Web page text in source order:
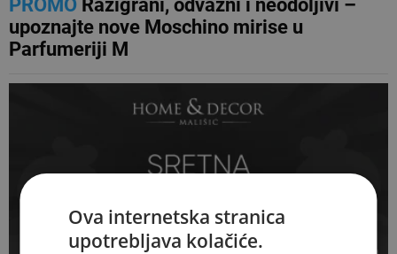
PROMORazigrani, odvažni i neodoljivi –
upoznajte nove Moschino mirise u
Parfumeriji M
Ova internetska stranica
upotrebljava kolačiće.